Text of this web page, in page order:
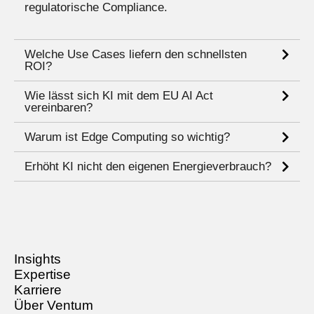
regulatorische Compliance.
Welche Use Cases liefern den schnellsten
ROI?
Wie lässt sich KI mit dem EU AI Act
vereinbaren?
Warum ist Edge Computing so wichtig?
Erhöht KI nicht den eigenen Energieverbrauch?
Insights
Expertise
Karriere
Über Ventum